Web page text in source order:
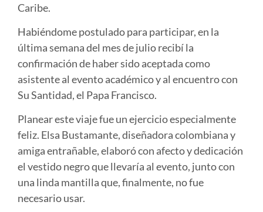
Caribe.
Habiéndome postulado para participar, en la
última semana del mes de julio recibí la
confirmación de haber sido aceptada como
asistente al evento académico y al encuentro con
Su Santidad, el Papa Francisco.
Planear este viaje fue un ejercicio especialmente
feliz. Elsa Bustamante, diseñadora colombiana y
amiga entrañable, elaboró con afecto y dedicación
el vestido negro que llevaría al evento, junto con
una linda mantilla que, finalmente, no fue
necesario usar.